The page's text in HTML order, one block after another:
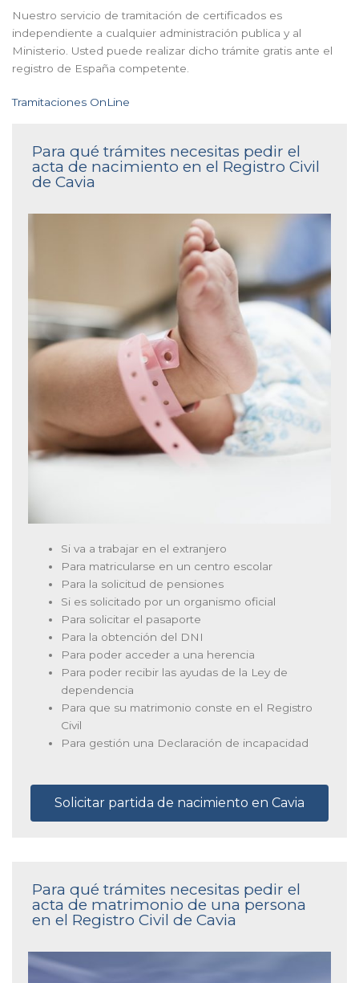
Nuestro servicio de tramitación de certificados es
independiente a cualquier administración publica y al
Ministerio. Usted puede realizar dicho trámite gratis ante el
registro de España competente.
Tramitaciones OnLine
Para qué trámites necesitas pedir el
acta de nacimiento en el Registro Civil
de Cavia
Si va a trabajar en el extranjero
Para matricularse en un centro escolar
Para la solicitud de pensiones
Si es solicitado por un organismo oficial
Para solicitar el pasaporte
Para la obtención del DNI
Para poder acceder a una herencia
Para poder recibir las ayudas de la Ley de
dependencia
Para que su matrimonio conste en el Registro
Civil
Para gestión una Declaración de incapacidad
Solicitar partida de nacimiento en Cavia
Para qué trámites necesitas pedir el
acta de matrimonio de una persona
en el Registro Civil de Cavia